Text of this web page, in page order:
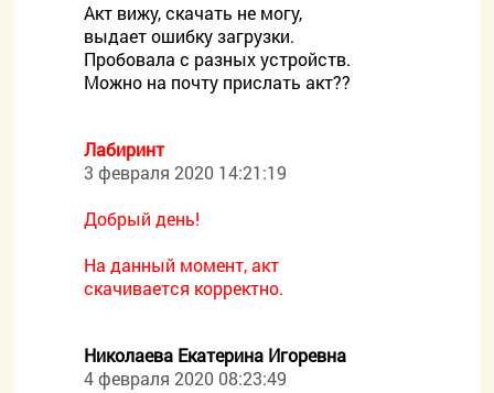
Акт вижу, скачать не могу,
выдает ошибку загрузки.
Пробовала с разных устройств.
Можно на почту прислать акт??
Лабиринт
3 февраля 2020 14:21:19
Добрый день!
На данный момент, акт
скачивается корректно.
Николаева Екатерина Игоревна
4 февраля 2020 08:23:49